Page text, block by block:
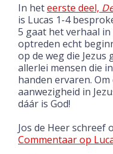
In heteerste deel,
is Lucas 1-4
5 gaat het verhaal in
optreden echt
op de weg die Jezus
allerlei mensen die
handen ervaren.
aanwezigheid in
dáár is God!
Jos de Heer schreef
Commentaar op